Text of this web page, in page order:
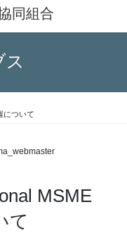
同組合
ス
について
MSME
て